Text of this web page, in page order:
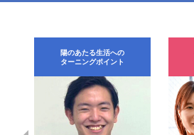
陽のあたる生活への
ターニングポイント